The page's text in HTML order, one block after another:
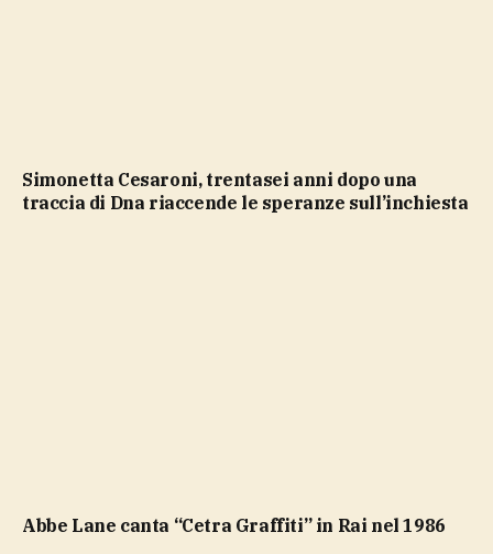
Simonetta Cesaroni, trentasei anni dopo una
traccia di Dna riaccende le speranze sull’inchiesta
Abbe Lane canta “Cetra Graffiti” in Rai nel 1986